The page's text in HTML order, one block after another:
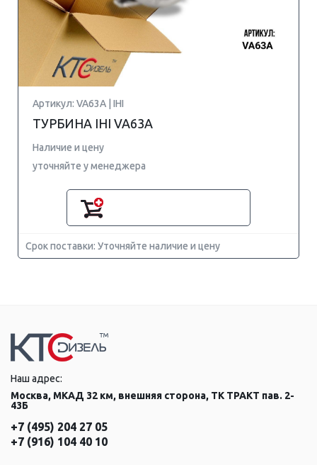
Артикул: VA63A | IHI
ТУРБИНА IHI VA63A
Наличие и цену
уточняйте у менеджера
Срок поставки: Уточняйте наличие и цену
Наш адрес:
Москва, МКАД 32 км, внешняя сторона, ТК ТРАКТ пав. 2-
43Б
+7 (495) 204 27 05
+7 (916) 104 40 10